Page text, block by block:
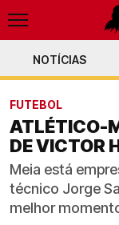
NOTÍCIAS
FUTEBOL
ATLÉTICO-
DE VICTOR
Meia está
técnico Jorge
melhor